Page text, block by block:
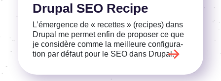
Drupal SEO Recipe
L’émer­gence de « recettes » (recipes) dans
Drupal me permet enfin de propo­ser ce que
je consi­dère comme la meilleure confi­gu­ra­
tion par défaut pour le SEO dans Drupal.